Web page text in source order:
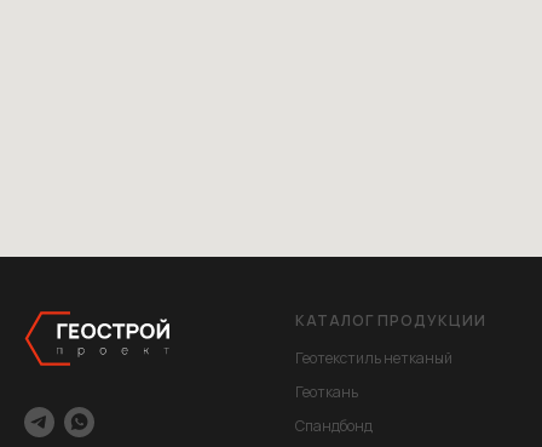
КАТАЛОГ ПРОДУКЦИИ
Геотекстиль нетканый
Геоткань
Спандбонд